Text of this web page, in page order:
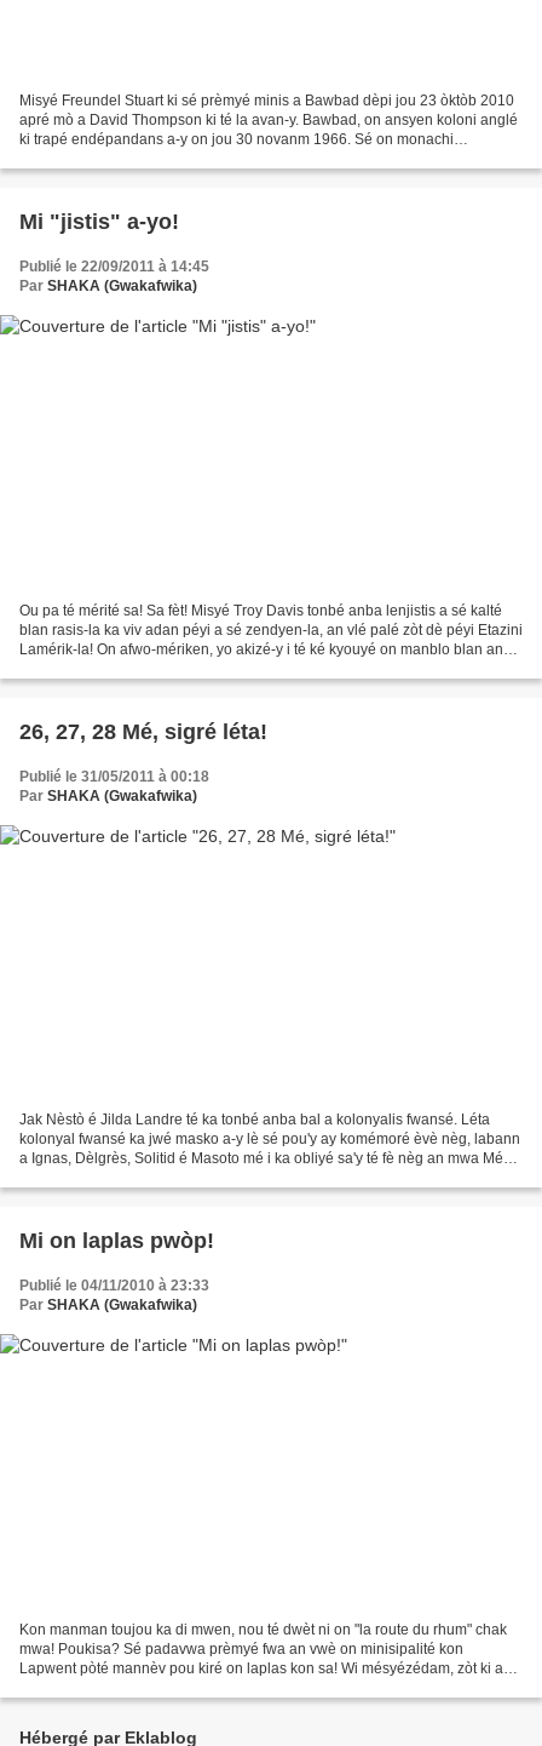
Misyé Freundel Stuart ki sé prèmyé minis a Bawbad dèpi jou 23 òktòb 2010
apré mò a David Thompson ki té la avan-y. Bawbad, on ansyen koloni anglé
ki trapé endépandans a-y on jou 30 novanm 1966. Sé on monachi
Mi "jistis" a-yo!
Publié le 22/09/2011 à 14:45
Par SHAKA (Gwakafwika)
Ou pa té mérité sa! Sa fèt! Misyé Troy Davis tonbé anba lenjistis a sé kalté
blan rasis-la ka viv adan péyi a sé zendyen-la, an vlé palé zòt dè péyi Etazini
Lamérik-la! On afwo-mériken, yo akizé-y i té ké kyouyé on manblo blan an
26, 27, 28 Mé, sigré léta!
Publié le 31/05/2011 à 00:18
Par SHAKA (Gwakafwika)
Jak Nèstò é Jilda Landre té ka tonbé anba bal a kolonyalis fwansé. Léta
kolonyal fwansé ka jwé masko a-y lè sé pou'y ay komémoré èvè nèg, labann
a Ignas, Dèlgrès, Solitid é Masoto mé i ka obliyé sa'y té fè nèg an mwa Mé
Mi on laplas pwòp!
Publié le 04/11/2010 à 23:33
Par SHAKA (Gwakafwika)
Kon manman toujou ka di mwen, nou té dwèt ni on "la route du rhum" chak
mwa! Poukisa? Sé padavwa prèmyé fwa an vwè on minisipalité kon
Lapwent pòté mannèv pou kiré on laplas kon sa! Wi mésyézédam, zòt ki an
Hébergé par Eklablog